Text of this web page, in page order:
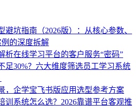
避坑指南（2026版）：从核心参数、
的深度拆解
析在线学习平台的客户服务“密码”
足30%？六大维度筛选员工学习系统
，企学宝飞书版应用选型参考方案
训系统怎么选？2026靠谱平台客观推